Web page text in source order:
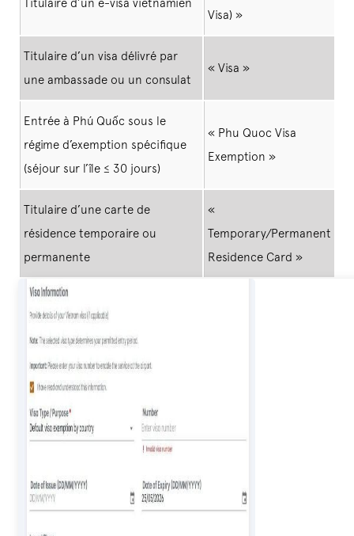
Visa) »
Titulaire d’un visa délivré par
une ambassade ou un consulat
« Visa »
Entrée à Phú Quốc sous le
régime d’exemption spécifique
(séjour sur l’île ≤ 30 jours)
« Phu Quoc Visa
Exemption »
Titulaire d’une carte de
résidence temporaire ou
permanente
«
Temporary/Permanent
Residence Card »